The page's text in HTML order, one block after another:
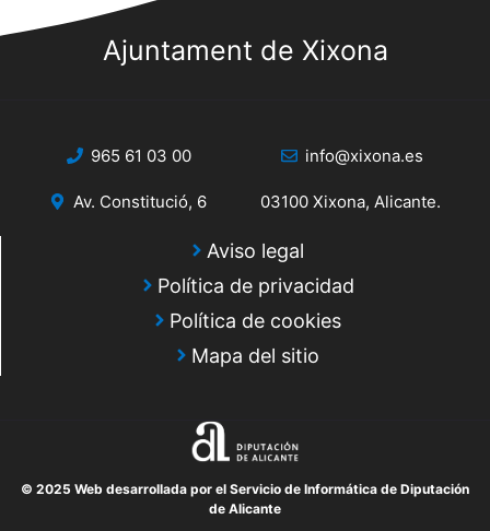
Ajuntament de Xixona
965 61 03 00 info@xixona.es
Av. Constitució, 6 03100 Xixona, Alicante.
Aviso legal
Política de privacidad
Política de cookies
Mapa del sitio
© 2025 Web desarrollada por el Servicio de Informática de Diputación
de Alicante